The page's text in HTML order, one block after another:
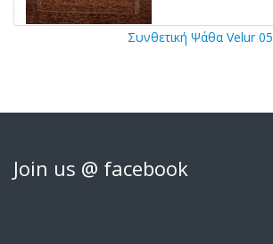
Συνθετική Ψάθα Velur 05
Join us @ facebook